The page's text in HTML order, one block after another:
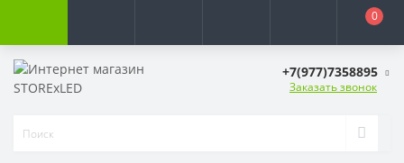
0
+7(977)7358895
Заказать звонок